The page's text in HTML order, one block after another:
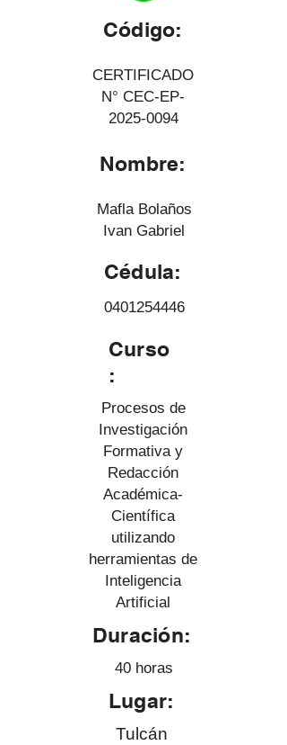
Código:
CERTIFICADO
N° CEC-EP-
2025-0094
Nombre:
Mafla Bolaños
Ivan Gabriel
Cédula:
0401254446
Curso
:
Procesos de
Investigación
Formativa y
Redacción
Académica-
Científica
utilizando
herramientas de
Inteligencia
Artificial
Duración:
40 horas
Lugar:
Tulcán